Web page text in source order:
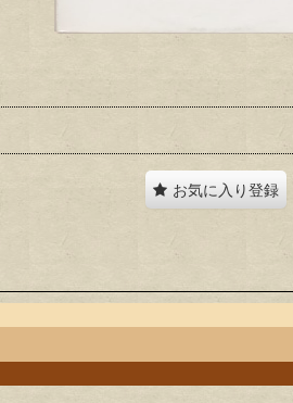
お気に入り登録